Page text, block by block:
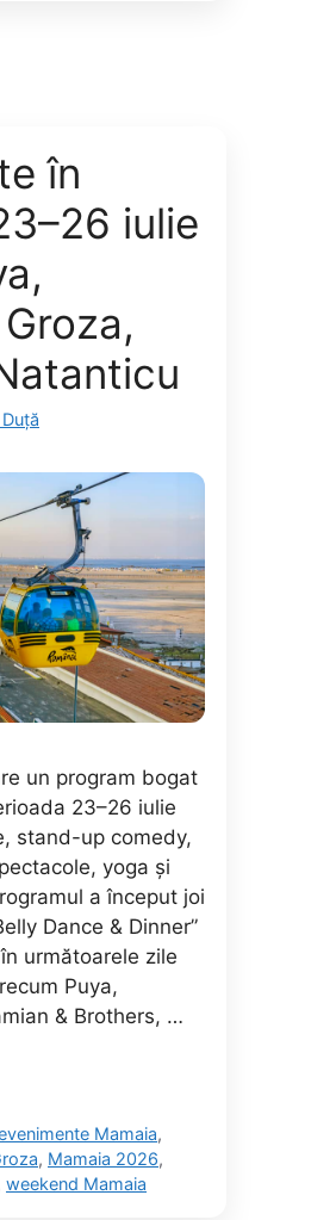
în
iulie
un program bogat
23–26 iulie
stand-up comedy,
yoga și
a început joi
Dance & Dinner”
următoarele zile
Puya,
& Brothers, …
Mamaia,
, Mamaia 2026,
weekend Mamaia